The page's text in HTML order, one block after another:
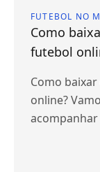
FUTEBOL NO
Como
futebol
Como
online?
acompanhar